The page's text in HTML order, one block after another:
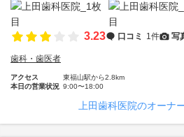
3.23 口コミ 1件 写
歯科・歯医者
アクセス
東福山駅から2.8km
本日の営業状況 9:00〜18:00
上田歯科医院のオーナ